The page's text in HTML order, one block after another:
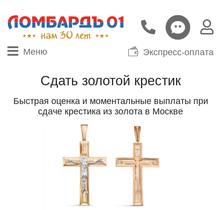
Меню Экспресс-оплата
Сдать золотой крестик
Быстрая оценка и моментальные выплаты при
сдаче крестика из золота в Москве